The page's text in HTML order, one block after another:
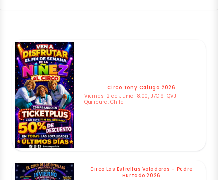
Circo Tony Caluga 2026
Viernes 12 de Junio 18:00, J7G9+QVJ
Quilicura, Chile
Circo Las Estrellas Voladoras - Padre
Hurtado 2026